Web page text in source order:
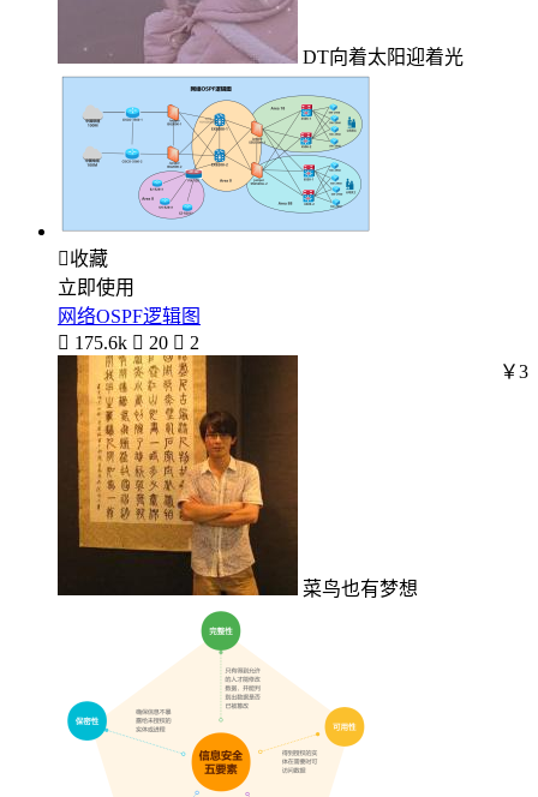
DT向着太阳迎着光
收藏
立即使用
网络OSPF逻辑图
 175.6k  20  2
菜鸟也有梦想
￥3